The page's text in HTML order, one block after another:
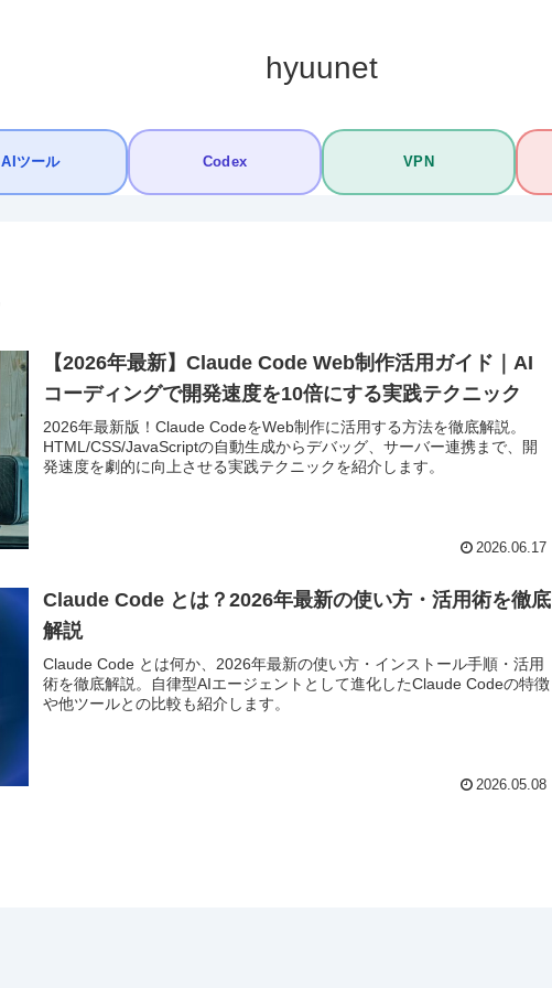
hyuunet
AIツール Codex VPN
【2026年最新】Claude Code Web制作活用ガイド｜AI
コーディングで開発速度を10倍にする実践テクニック
2026年最新版！Claude CodeをWeb制作に活用する方法を徹底解説。
HTML/CSS/JavaScriptの自動生成からデバッグ、サーバー連携まで、開
発速度を劇的に向上させる実践テクニックを紹介します。
2026.06.17
Claude Code とは？2026年最新の使い方・活用術を徹底
解説
Claude Code とは何か、2026年最新の使い方・インストール手順・活用
術を徹底解説。自律型AIエージェントとして進化したClaude Codeの特徴
や他ツールとの比較も紹介します。
2026.05.08